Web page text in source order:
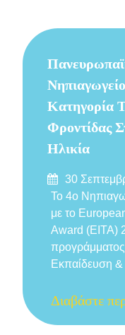
Κατηγορία
Φροντίδας
Ηλικία
Δημοσιεύτηκε
στις
30
Το 4ο
με το
Award (EITA)
Εκπαίδευση
Διαβάστε